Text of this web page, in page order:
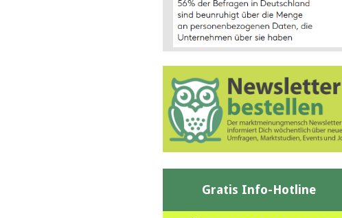
Gratis Info-Hotline